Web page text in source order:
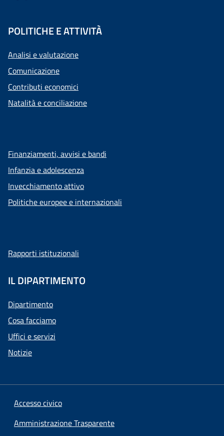
POLITICHE E ATTIVITÀ
Analisi e valutazione
Comunicazione
Contributi economici
Natalità e conciliazione
Finanziamenti, avvisi e bandi
Infanzia e adolescenza
Invecchiamento attivo
Politiche europee e internazionali
Rapporti istituzionali
IL DIPARTIMENTO
Dipartimento
Cosa facciamo
Uffici e servizi
Notizie
Accesso civico
Amministrazione Trasparente